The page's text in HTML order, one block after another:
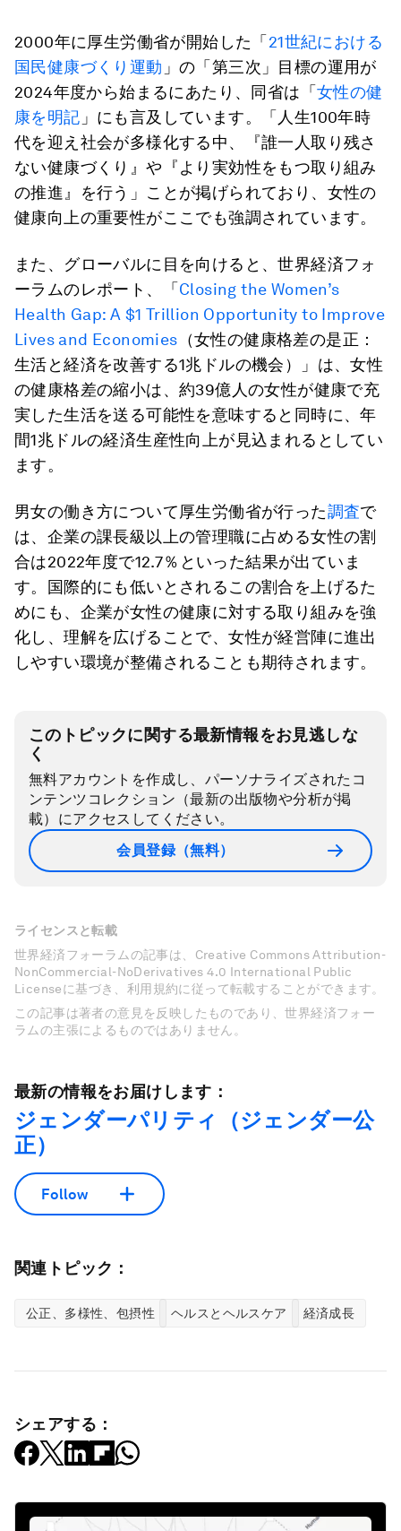
2000年に厚生労働省が開始した「 21世紀における
国民健康づくり運動 」の「第三次」目標の運用が
2024年度から始まるにあたり、同省は「 女性の健
康を明記 」にも言及しています。「人生100年時
代を迎え社会が多様化する中、『誰一人取り残さ
ない健康づくり』や『より実効性をもつ取り組み
の推進』を行う」ことが掲げられており、女性の
健康向上の重要性がここでも強調されています。
また、グローバルに目を向けると、世界経済フォ
ーラムのレポート、「 Closing the Women’s
Health Gap: A $1 Trillion Opportunity to Improve
Lives and Economies （女性の健康格差の是正：
生活と経済を改善する1兆ドルの機会）」は、女性
の健康格差の縮小は、約39億人の女性が健康で充
実した生活を送る可能性を意味すると同時に、年
間1兆ドルの経済生産性向上が見込まれるとしてい
ます。
男女の働き方について厚生労働省が行った調査で
は、企業の課長級以上の管理職に占める女性の割
合は2022年度で12.7％といった結果が出ていま
す。国際的にも低いとされるこの割合を上げるた
めにも、企業が女性の健康に対する取り組みを強
化し、理解を広げることで、女性が経営陣に進出
しやすい環境が整備されることも期待されます。
このトピックに関する最新情報をお見逃しな
く
無料アカウントを作成し、パーソナライズされたコ
ンテンツコレクション（最新の出版物や分析が掲
載）にアクセスしてください。
会員登録（無料）
ライセンスと転載
世界経済フォーラムの記事は、Creative Commons Attribution-
NonCommercial-NoDerivatives 4.0 International Public
Licenseに基づき、利用規約に従って転載することができます。
この記事は著者の意見を反映したものであり、世界経済フォー
ラムの主張によるものではありません。
最新の情報をお届けします：
ジェンダーパリティ（ジェンダー公
正）
Follow
関連トピック：
公正、多様性、包摂性 ヘルスとヘルスケア 経済成長
シェアする：